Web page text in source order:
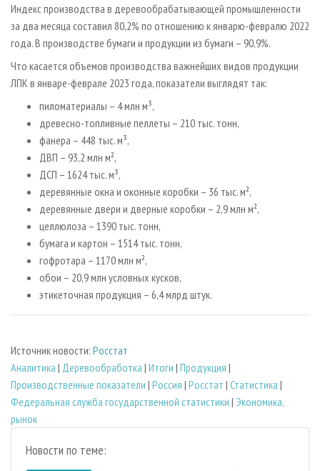
ЦБП
ИНСТРУМЕНТ И МАТЕРИАЛЫ
ГАЗЕТА ЛЕСПРОМФОРУМ
БИБЛИОТЕКА СПЕЦИАЛИСТА
Индекс производства в деревообрабатывающей промышленности
за два месяца составил 80,2% по отношению к январю-февралю 2022
года. В производстве бумаги и продукции из бумаги – 90,9%.
Что касается объемов производства важнейших видов продукции
ЛПК в январе-феврале 2023 года, показатели выглядят так:
пиломатериалы – 4 млн м³,
древесно-топливные пеллеты – 210 тыс. тонн,
фанера – 448 тыс. м³,
ДВП – 93,2 млн м²,
ДСП – 1624 тыс. м³,
деревянные окна и оконные коробки – 36 тыс. м²,
деревянные двери и дверные коробки – 2,9 млн м²,
целлюлоза – 1390 тыс. тонн,
бумага и картон – 1514 тыс. тонн,
гофротара – 1170 млн м²,
обои – 20,9 млн условных кусков,
этикеточная продукция – 6,4 млрд штук.
Источник новости: Росстат
Аналитика | Деревообработка | Итоги | Продукция |
Производственные показатели | Россия | Росстат | Статистика |
Федеральная служба государственной статистики | Экономика,
рынок
Новости по теме: